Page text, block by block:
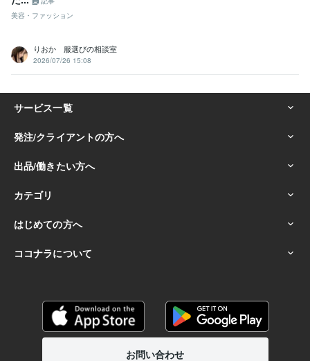
美容・ファッション
りおか 服選びの相談室
2026/07/26 15:08